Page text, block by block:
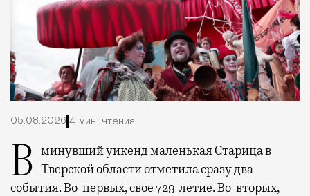
05.08.2026 4 мин. чтения
В минувший уикенд маленькая Старица в Тверской области отметила сразу два
события. Во-первых, свое 729-летие. Во-вторых,